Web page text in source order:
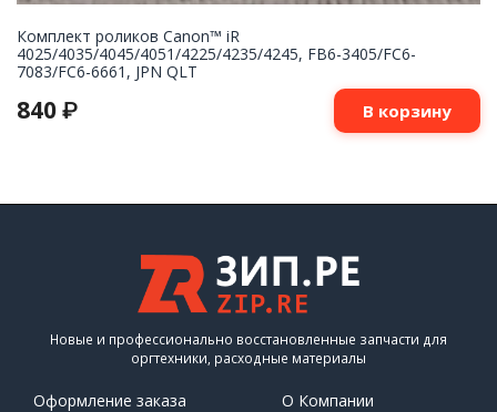
Комплект роликов Canon™ iR
4025/4035/4045/4051/4225/4235/4245, FB6-3405/FC6-
7083/FC6-6661, JPN QLT
840 ₽ В корзину
Новые и профессионально восстановленные запчасти для
оргтехники, расходные материалы
Оформление заказа
О Компании